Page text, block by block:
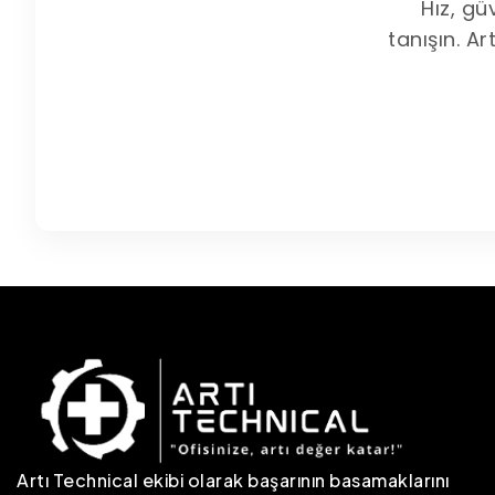
Hız,
tanışın.
Artı Technical ekibi olarak başarının basamaklarını